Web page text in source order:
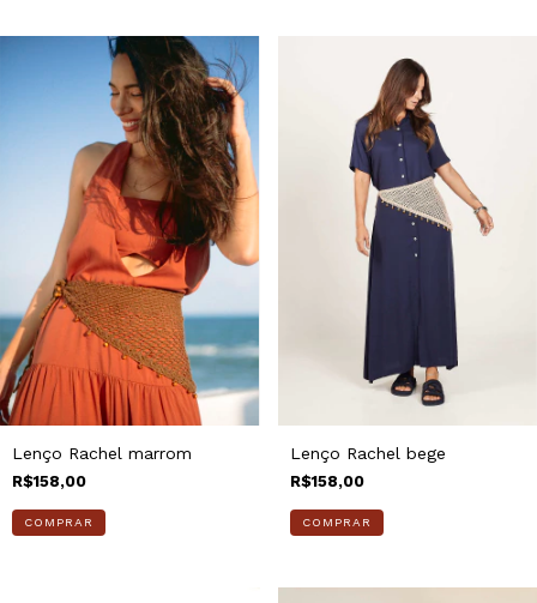
Lenço Rachel marrom
R$158,00
Lenço Rachel bege
R$158,00